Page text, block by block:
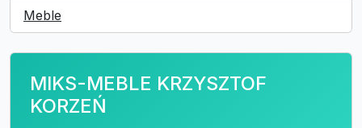
Meble
MIKS-MEBLE KRZYSZTOF
KORZEŃ